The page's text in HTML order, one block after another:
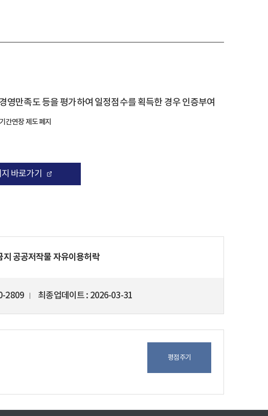
만족도 등을 평가하여 일정점수를 획득한 경우 인증부여
간연장 제도 폐지
바로가기
공공저작물 자유이용허락
2809 최종업데이트 2026-03-31
평점주기